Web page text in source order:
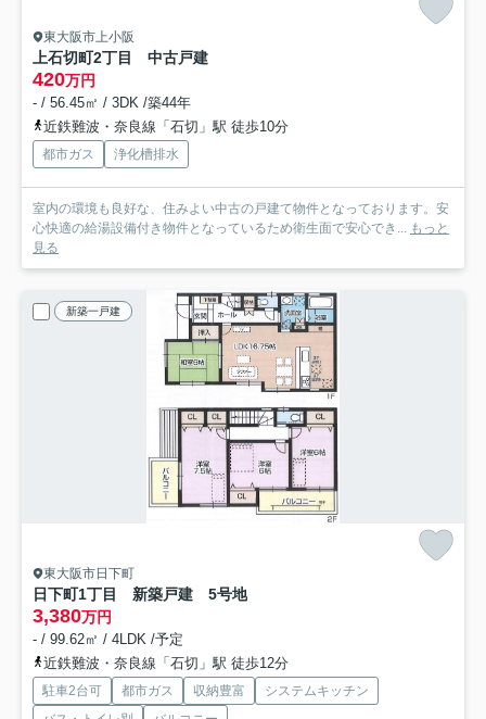
東大阪市上小阪
上石切町2丁目 中古戸建
420万円
- / 56.45㎡ / 3DK /築44年
近鉄難波・奈良線「石切」駅 徒歩10分
都市ガス 浄化槽排水
室内の環境も良好な、住みよい中古の戸建て物件となっております。安
心快適の給湯設備付き物件となっているため衛生面で安心でき... もっと
見る
新築一戸建
東大阪市日下町
日下町1丁目 新築戸建 5号地
3,380万円
- / 99.62㎡ / 4LDK /予定
近鉄難波・奈良線「石切」駅 徒歩12分
駐車2台可 都市ガス 収納豊富
システムキッチン